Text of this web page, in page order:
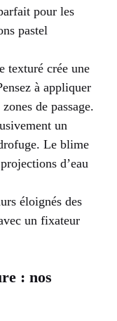
pour les
pastel
texturé crée une
à appliquer
de passage.
un
Le blime
d’eau
éloignés des
un fixateur
: nos